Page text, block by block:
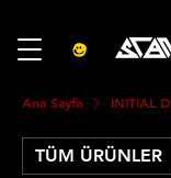
Ana Sayfa INITIAL D
TÜM ÜRÜNLER